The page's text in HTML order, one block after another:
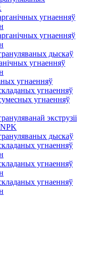
угнаенняў
угнаенняў
дыскаў
угнаенняў
угнаенняў
угнаенняў
угнаенняў
экструзіі
дыскаў
угнаенняў
угнаенняў
угнаенняў